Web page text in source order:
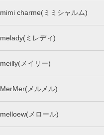
mimi charme(ミミシャルム)
melady(ミレディ)
meilly(メイリー)
MerMer(メルメル)
melloew(メロール)